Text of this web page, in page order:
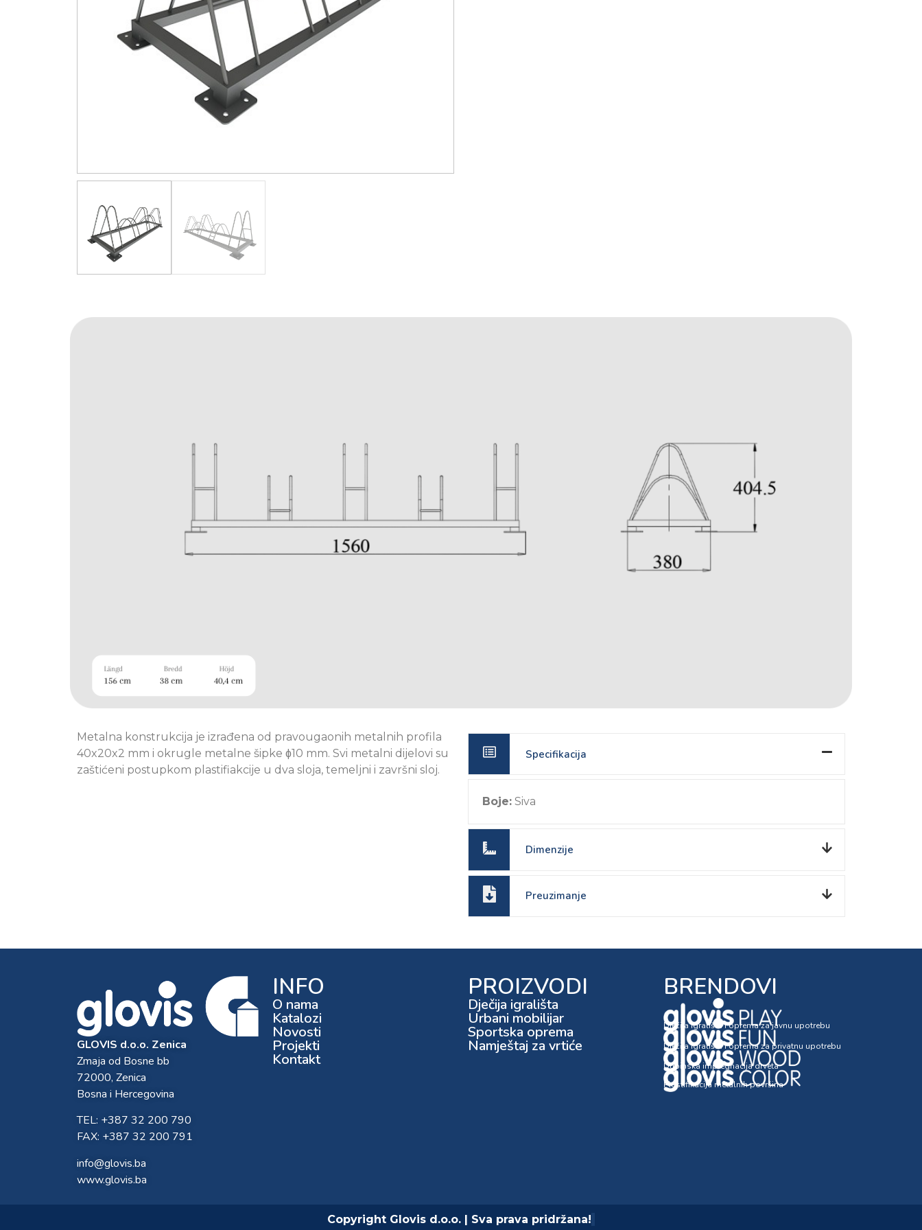
Metalna konstrukcija je izrađena od pravougaonih metalnih profila
40x20x2 mm i okrugle metalne šipke ɸ10 mm. Svi metalni dijelovi su
zaštićeni postupkom plastifiakcije u dva sloja, temeljni i završni sloj.
Specifikacija
Boje: Siva
Dimenzije
Preuzimanje
GLOVIS d.o.o. Zenica
Zmaja od Bosne bb
72000, Zenica
Bosna i Hercegovina
TEL: +387 32 200 790
FAX: +387 32 200 791
info@glovis.ba
www.glovis.ba
INFO
O nama
Katalozi
Novosti
Projekti
Kontakt
PROIZVODI
Dječija igrališta
Urbani mobilijar
Sportska oprema
Namještaj za vrtiće
BRENDOVI
Dječija igrališta i oprema za javnu upotrebu
Dječija igrališta i oprema za privatnu upotrebu
Dubinska impregnacija drveta
Plastifikacija metalnih površina
Copyright Glovis d.o.o. | Sva prava pridržana!